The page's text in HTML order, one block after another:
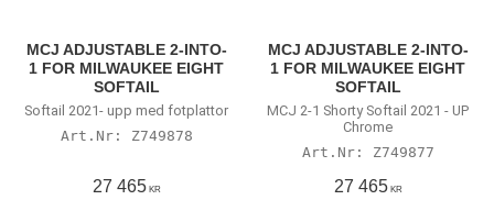
MCJ ADJUSTABLE 2-INTO-
1 FOR MILWAUKEE EIGHT
SOFTAIL
Softail 2021- upp med fotplattor
Z749878
27 465KR
MCJ ADJUSTABLE 2-INTO-
1 FOR MILWAUKEE EIGHT
SOFTAIL
MCJ 2-1 Shorty Softail 2021 - UP
Chrome
Z749877
27 465KR